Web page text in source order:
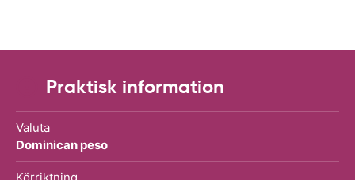
Praktisk information
Valuta
Dominican peso